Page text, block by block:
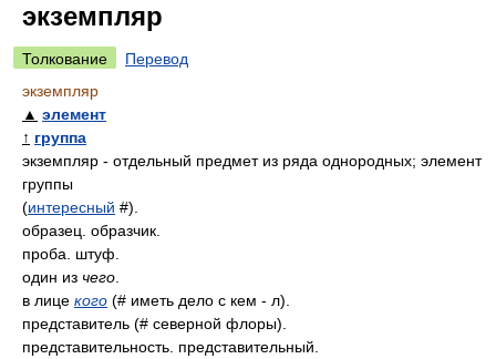
экземпляр
Толкование
Перевод
экземпляр
▲ элемент
↑ группа
экземпляр - отдельный предмет из ряда однородных; элемент
группы
(интересный #).
образец. образчик.
проба. штуф.
один из чего
в лице кого (# иметь дело с кем - л).
представитель (# северной флоры).
представительность. представительный.